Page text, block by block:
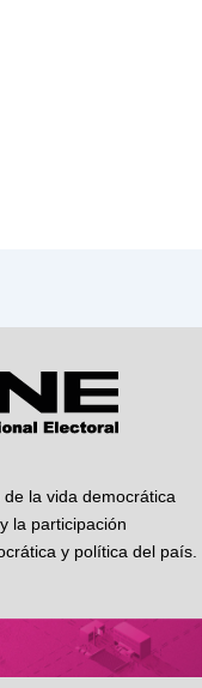
la vida democrática
la participación
y política del país.